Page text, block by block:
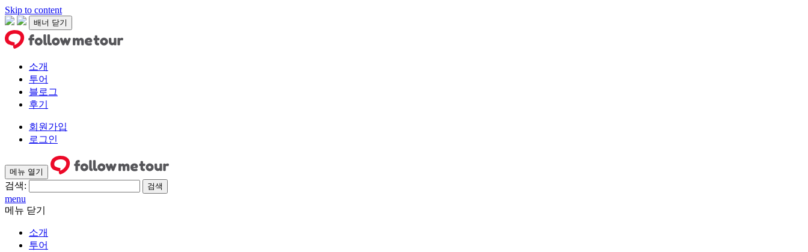
Skip to content
배너 닫기
소개
투어
블로그
후기
회원가입
로그인
메뉴 열기
검색:
menu
메뉴 닫기
소개
투어